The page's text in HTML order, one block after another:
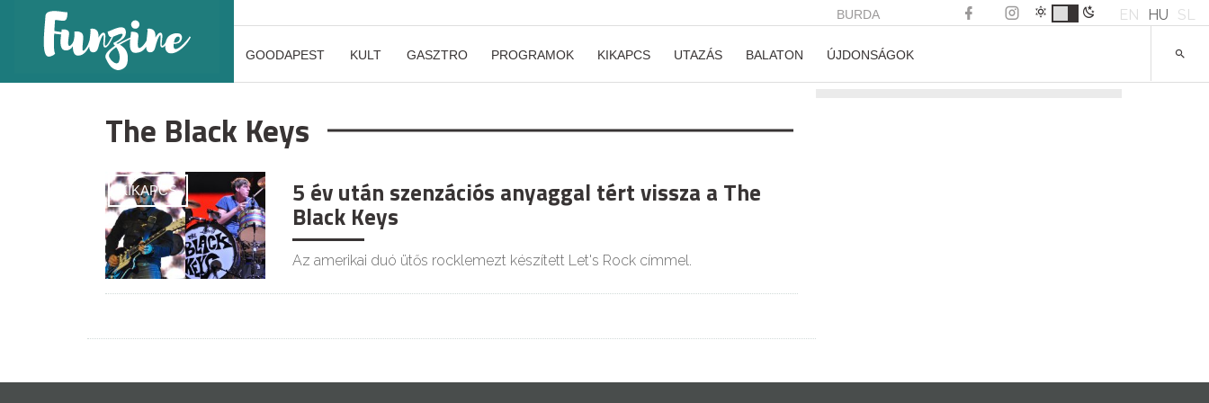
BURDA EN HU SL
GOODAPEST KULT GASZTRO PROGRAMOK KIKAPCS UTAZÁS BALATON ÚJDONSÁGOK
The Black Keys
KIKAPCS 5 év után szenzációs anyaggal tért vissza a The
Black Keys
Az amerikai duó ütős rocklemezt készített Let's Rock címmel.